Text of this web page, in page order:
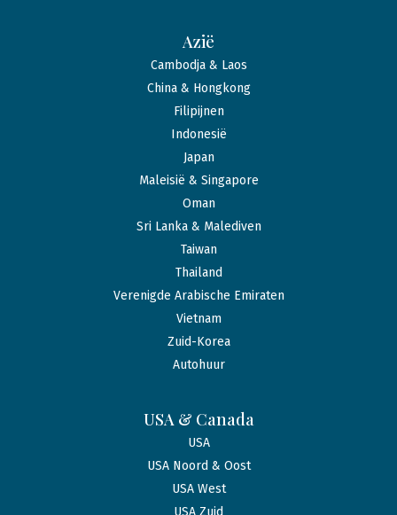
Azië
Cambodja & Laos
China & Hongkong
Filipijnen
Indonesië
Japan
Maleisië & Singapore
Oman
Sri Lanka & Malediven
Taiwan
Thailand
Verenigde Arabische Emiraten
Vietnam
Zuid-Korea
Autohuur
USA & Canada
USA
USA Noord & Oost
USA West
USA Zuid